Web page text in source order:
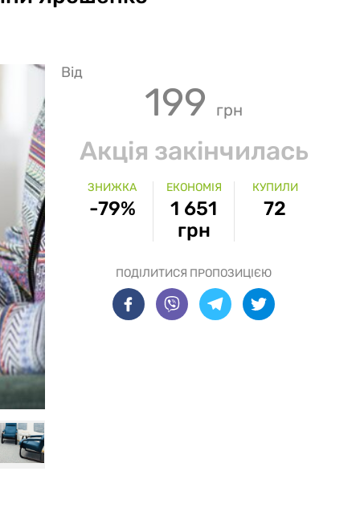
Від
199 грн
Акція закінчилась
ЗНИЖКА
-79%
ЕКОНОМІЯ
1 651
грн
КУПИЛИ
72
ПОДІЛИТИСЯ ПРОПОЗИЦІЄЮ